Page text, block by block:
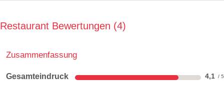
Restaurant Bewertungen 4
Zusammenfassung
Gesamteindruck 4,1